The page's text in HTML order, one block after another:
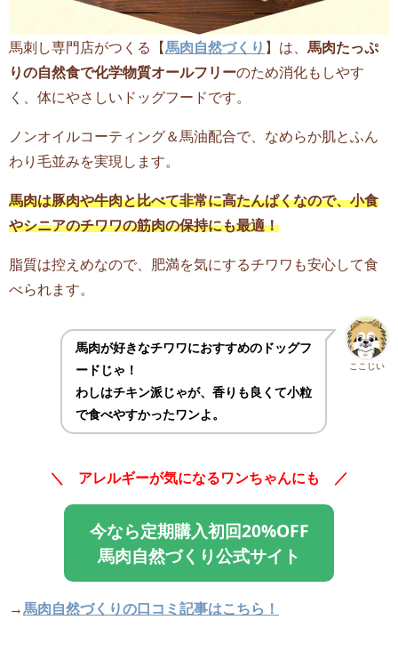
馬刺し専門店がつくる【 馬肉自然づくり 】は、 馬肉たっぷ
りの自然食で化学物質オールフリーのため消化もしやす
く、体にやさしいドッグフードです。
ノンオイルコーティング＆馬油配合で、なめらか肌とふん
わり毛並みを実現します。
馬肉は豚肉や牛肉と比べて非常に高たんぱくなので、小食
やシニアのチワワの筋肉の保持にも最適！
脂質は控えめなので、肥満を気にするチワワも安心して食
べられます。
ここじい
馬肉が好きなチワワにおすすめのドッグフ
ードじゃ！
わしはチキン派じゃが、香りも良くて小粒
で食べやすかったワンよ。
＼ アレルギーが気になるワンちゃんにも ／
今なら定期購入初回20%OFF
馬肉自然づくり公式サイト
→ 馬肉自然づくりの口コミ記事はこちら！